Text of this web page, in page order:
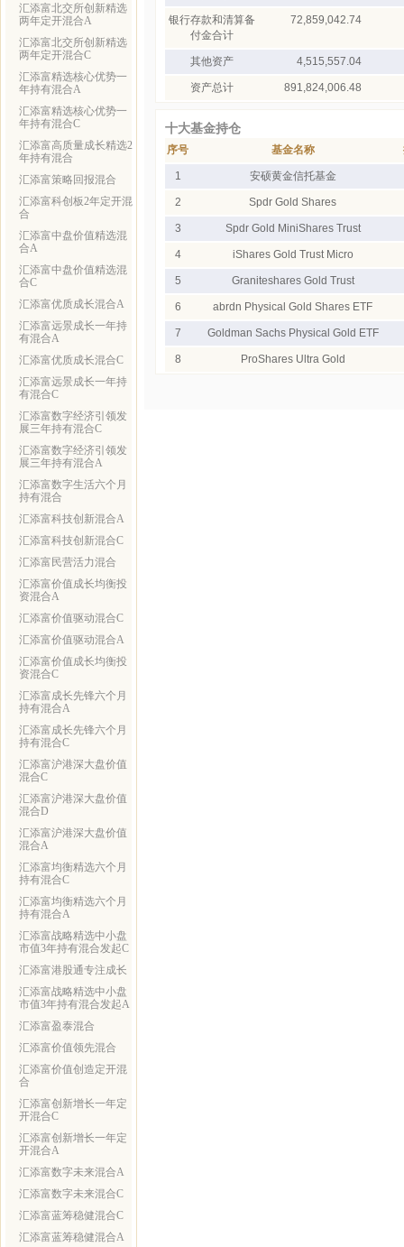
汇添富北交所创新精选
两年定开混合A
汇添富北交所创新精选
两年定开混合C
汇添富精选核心优势一
年持有混合A
汇添富精选核心优势一
年持有混合C
汇添富高质量成长精选2
年持有混合
汇添富策略回报混合
汇添富科创板2年定开混
合
汇添富中盘价值精选混
合A
汇添富中盘价值精选混
合C
汇添富优质成长混合A
汇添富远景成长一年持
有混合A
汇添富优质成长混合C
汇添富远景成长一年持
有混合C
汇添富数字经济引领发
展三年持有混合C
汇添富数字经济引领发
展三年持有混合A
汇添富数字生活六个月
持有混合
汇添富科技创新混合A
汇添富科技创新混合C
汇添富民营活力混合
汇添富价值成长均衡投
资混合A
汇添富价值驱动混合C
汇添富价值驱动混合A
汇添富价值成长均衡投
资混合C
汇添富成长先锋六个月
持有混合A
汇添富成长先锋六个月
持有混合C
汇添富沪港深大盘价值
混合C
汇添富沪港深大盘价值
混合D
汇添富沪港深大盘价值
混合A
汇添富均衡精选六个月
持有混合C
汇添富均衡精选六个月
持有混合A
汇添富战略精选中小盘
市值3年持有混合发起C
汇添富港股通专注成长
汇添富战略精选中小盘
市值3年持有混合发起A
汇添富盈泰混合
汇添富价值领先混合
汇添富价值创造定开混
合
汇添富创新增长一年定
开混合C
汇添富创新增长一年定
开混合A
汇添富数字未来混合A
汇添富数字未来混合C
汇添富蓝筹稳健混合C
汇添富蓝筹稳健混合A
银行存款和清算备
付金合计
72,859,042.74
其他资产 4,515,557.04
资产总计 891,824,006.48
十大基金持仓
序号 基金名称
1 安硕黄金信托基金
2 Spdr Gold Shares
3 Spdr Gold MiniShares Trust
4 iShares Gold Trust Micro
5 Graniteshares Gold Trust
6 abrdn Physical Gold Shares ETF
7 Goldman Sachs Physical Gold ETF
8 ProShares Ultra Gold